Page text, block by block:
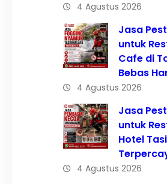
4 Agustus 2026
Jasa
untuk
Cafe di
Bebas
4 Agustus 2026
Jasa
untuk
Hotel
4 Agustus 2026